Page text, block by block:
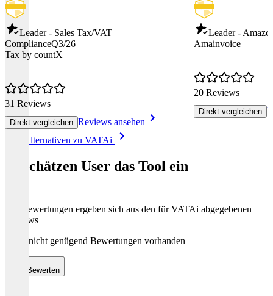
Leader - Sales Tax/VAT
ComplianceQ3/26
Tax by countX
31 Reviews
Direkt vergleichen Reviews ansehen
Leader -
Amainvoice
20 Reviews
Direkt vergleichen
Alle Alternativen zu VATAi
So schätzen User das Tool ein
Die Bewertungen ergeben sich aus den für VATAi abgegebenen
Reviews
Noch nicht genügend Bewertungen vorhanden
Bewerten